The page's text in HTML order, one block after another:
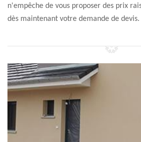
n'empêche de vous proposer des prix
dès maintenant votre demande de devis.